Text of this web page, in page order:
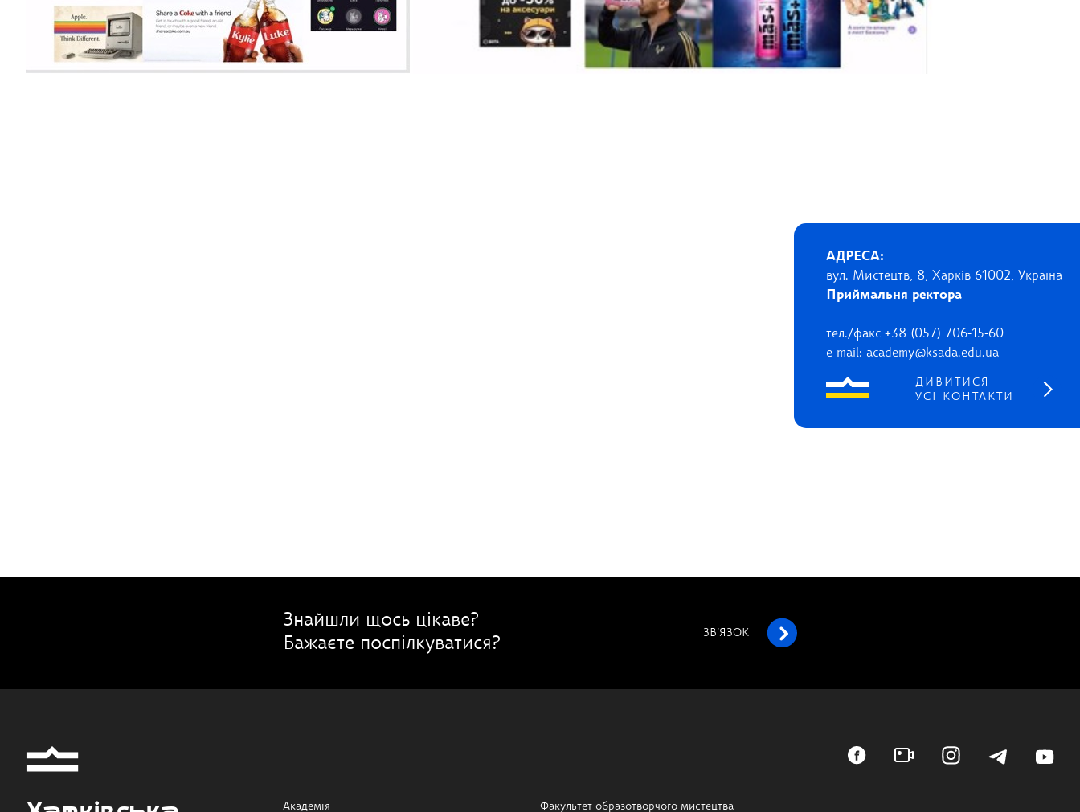
АДРЕСА:
вул. Мистецтв, 8, Харків 61002, Україна
Приймальня ректора
тел./факс +38 (057) 706-15-60
e-mail: academy@ksada.edu.ua
ДИВИТИСЯ
УСІ КОНТАКТИ
Знайшли щось цікаве?
Бажаєте поспілкуватися?
ЗВ’ЯЗОК
Академія Факультет образотворчого мистецтва